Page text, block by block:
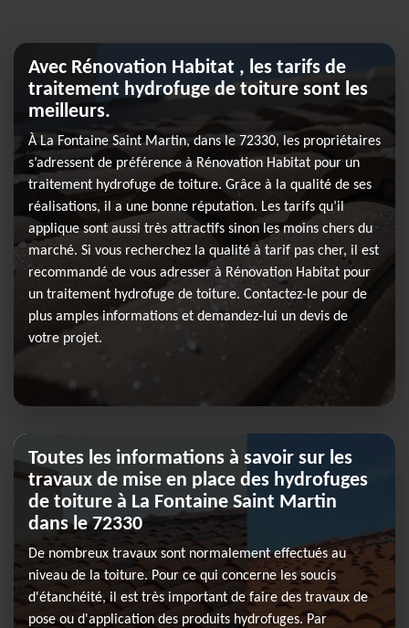
Avec Rénovation Habitat , les tarifs de
traitement hydrofuge de toiture sont les
meilleurs.
À La Fontaine Saint Martin, dans le 72330, les propriétaires
s’adressent de préférence à Rénovation Habitat pour un
traitement hydrofuge de toiture. Grâce à la qualité de ses
réalisations, il a une bonne réputation. Les tarifs qu’il
applique sont aussi très attractifs sinon les moins chers du
marché. Si vous recherchez la qualité à tarif pas cher, il est
recommandé de vous adresser à Rénovation Habitat pour
un traitement hydrofuge de toiture. Contactez-le pour de
plus amples informations et demandez-lui un devis de
votre projet.
Toutes les informations à savoir sur les
travaux de mise en place des hydrofuges
de toiture à La Fontaine Saint Martin
dans le 72330
De nombreux travaux sont normalement effectués au
niveau de la toiture. Pour ce qui concerne les soucis
d'étanchéité, il est très important de faire des travaux de
pose ou d'application des produits hydrofuges. Par